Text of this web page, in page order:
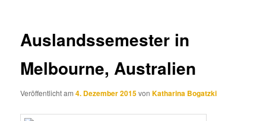
Auslandssemester in
Melbourne, Australien
Veröffentlicht am4. Dezember 2015vonKatharina Bogatzki